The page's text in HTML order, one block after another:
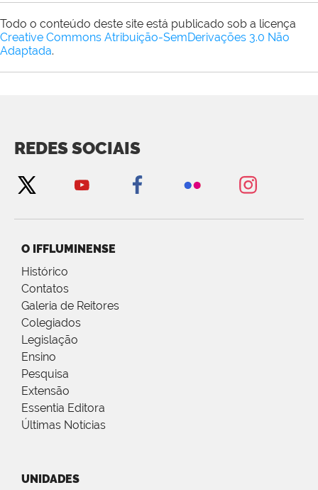
Todo o conteúdo deste site está publicado sob a licença
Creative Commons Atribuição-SemDerivações 3.0 Não
Adaptada.
REDES SOCIAIS
O IFFLUMINENSE
Histórico
Contatos
Galeria de Reitores
Colegiados
Legislação
Ensino
Pesquisa
Extensão
Essentia Editora
Últimas Notícias
UNIDADES